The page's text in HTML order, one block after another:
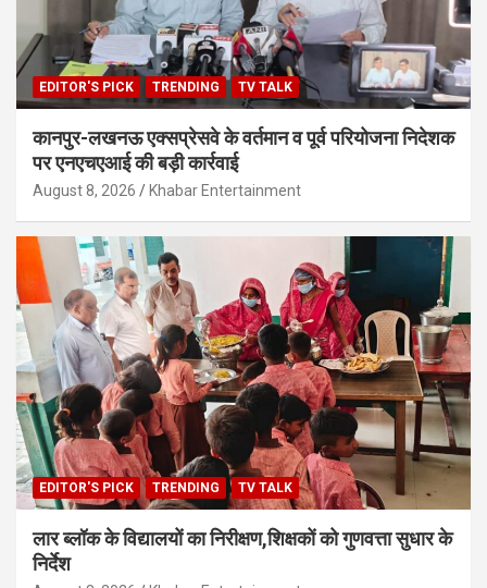
EDITOR'S PICK TRENDING TV TALK
कानपुर-लखनऊ एक्सप्रेसवे के वर्तमान व पूर्व परियोजना निदेशक
पर एनएचएआई की बड़ी कार्रवाई
August 8, 2026 Khabar Entertainment
EDITOR'S PICK TRENDING TV TALK
लार ब्लॉक के विद्यालयों का निरीक्षण,शिक्षकों को गुणवत्ता सुधार के
निर्देश